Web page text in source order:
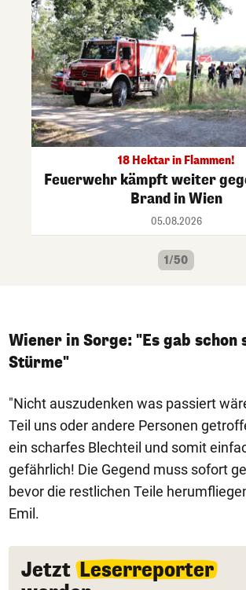
18 Hektar in Flammen!
Feuerwehr kämpft weiter
Brand in Wien
05.08.2026
1/50
Wiener in Sorge: "Es gab schon
Stürme"
"Nicht auszudenken was passiert
Teil uns oder andere Personen
ein scharfes Blechteil und somit
gefährlich! Die Gegend muss sofort
bevor die restlichen Teile
Emil.
Jetzt Leserreporter